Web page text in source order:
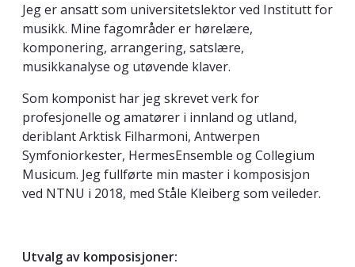
Jeg er ansatt som universitetslektor ved Institutt for
musikk. Mine fagområder er hørelære,
komponering, arrangering, satslære,
musikkanalyse og utøvende klaver.
Som komponist har jeg skrevet verk for
profesjonelle og amatører i innland og utland,
deriblant Arktisk Filharmoni, Antwerpen
Symfoniorkester, HermesEnsemble og Collegium
Musicum. Jeg fullførte min master i komposisjon
ved NTNU i 2018, med Ståle Kleiberg som veileder.
Utvalg av komposisjoner: